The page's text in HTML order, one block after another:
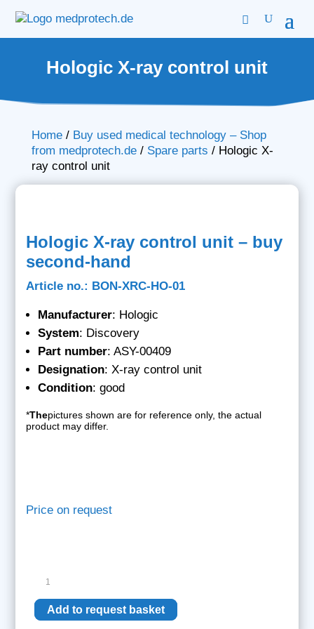
Hologic X-ray control unit
Home/ Buy used medical technology – Shop
from medprotech.de/ Spare parts / Hologic X-
ray control unit
Hologic X-ray control unit – buy
second-hand
Article no.: BON-XRC-HO-01
Manufacturer: Hologic
System: Discovery
Part number: ASY-00409
Designation: X-ray control unit
Condition: good
*Thepictures shown are for reference only, the actual
product may differ.
Price on request
ray
control
Add to request basket